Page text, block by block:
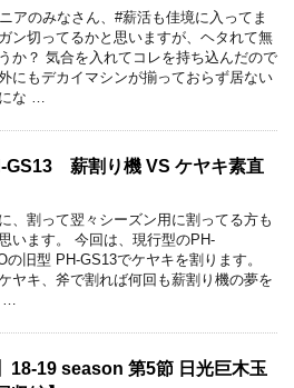
アのみなさん、#薪活も佳境に入ってま
ン切ってるかと思いますが、ヘタれて無
か？ 気合を入れてコレを持ち込んだので
にもデカイマシンが揃っておらず居ない
な …
GS13 薪割り機 VS ケヤキ素直
、割って翌々シーズン用に割ってる方も
います。 今回は、現行型のPH-
の旧型 PH-GS13でケヤキを割ります。
ヤキ、斧で割れば何回も薪割り機の夢を
…
18-19 season 第5節 日光巨木玉